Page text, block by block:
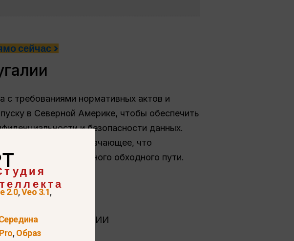
сейчас >
с требованиями нормативных актов и
в Северной Америке, чтобы обеспечить
и безопасности данных.
ограничение, означающее, что
2 без официального обходного пути.
с помощью ИИ
2.0,Veo 3.1,
,Образ